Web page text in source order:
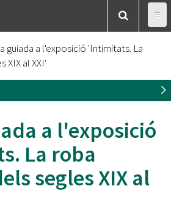
guiada a l'exposició 'Intimitats. La
XIX al XXI'
a l'exposició
La roba
segles XIX al